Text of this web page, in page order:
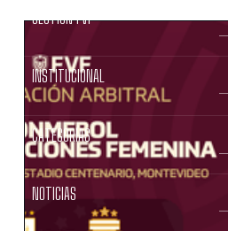
GESTIÓN FVF
INSTITUCIONAL
CATEGORÍAS
NOTICIAS